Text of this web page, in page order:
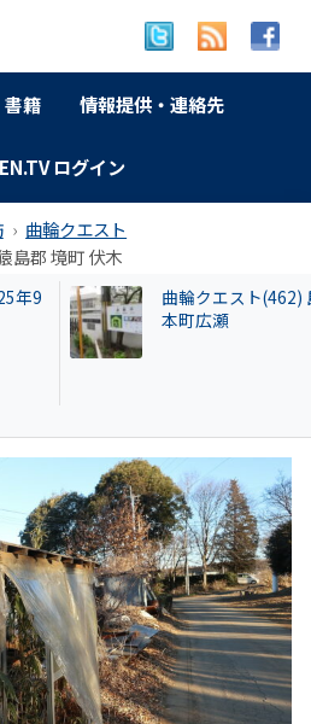
書籍 情報提供・連絡先
ログイン
曲輪クエスト
島郡 境町 伏木
島
【和牛投資トラブ
和歌山県議を信奉